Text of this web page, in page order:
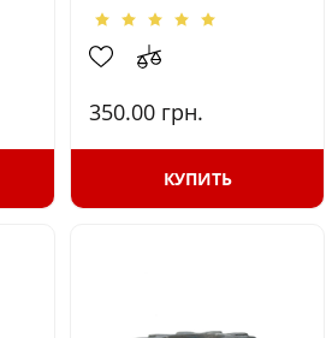
350.00 грн.
КУПИТЬ